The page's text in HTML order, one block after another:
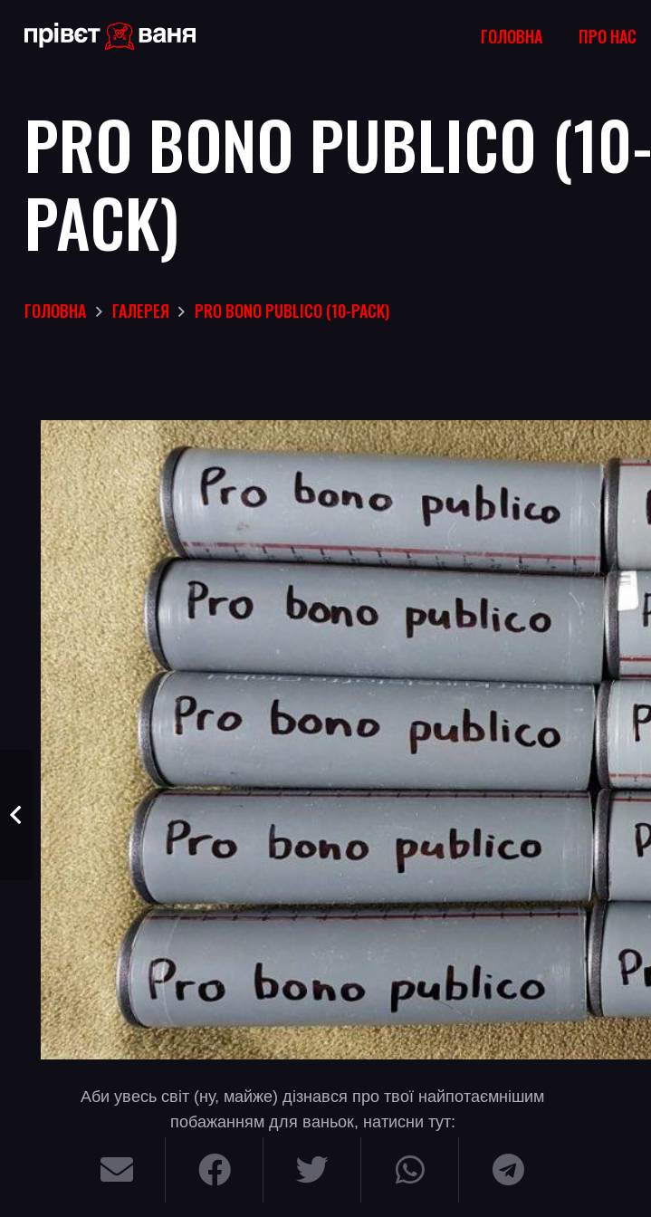
ГОЛОВНА ПРО НАС
PRO BONO PUBLICO (10-
PACK)
ГОЛОВНА ГАЛЕРЕЯ PRO BONO PUBLICO (10-PACK)
Аби увесь світ (ну, майже) дізнався про твої найпотаємнішим
побажанням для ваньок, натисни тут: